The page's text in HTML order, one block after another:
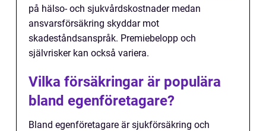
på hälso- och sjukvårdskostnader medan
ansvarsförsäkring skyddar mot
skadeståndsanspråk. Premiebelopp och
självrisker kan också variera.
Vilka försäkringar är populära
bland egenföretagare?
Bland egenföretagare är sjukförsäkring och